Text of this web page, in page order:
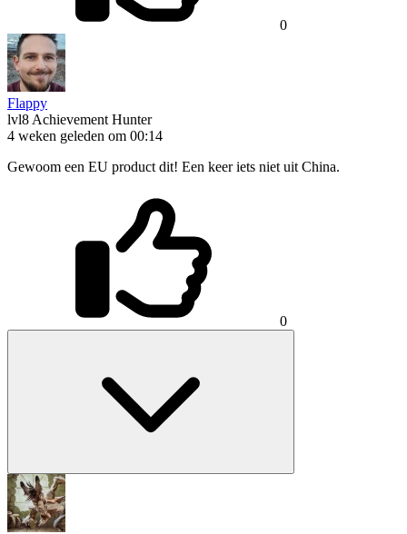
0
Flappy
lvl8 Achievement Hunter
4 weken geleden om 00:14
Gewoom een EU product dit! Een keer iets niet uit China.
0